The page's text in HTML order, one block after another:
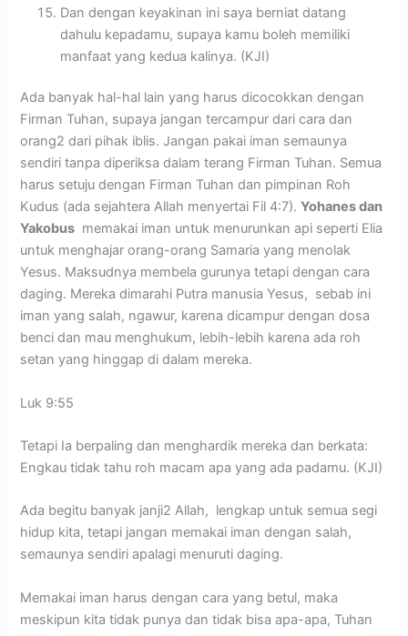
Dan dengan keyakinan ini saya berniat datang
dahulu kepadamu, supaya kamu boleh memiliki
manfaat yang kedua kalinya. (KJI)
Ada banyak hal-hal lain yang harus dicocokkan dengan
Firman Tuhan, supaya jangan tercampur dari cara dan
orang2 dari pihak iblis. Jangan pakai iman semaunya
sendiri tanpa diperiksa dalam terang Firman Tuhan. Semua
harus setuju dengan Firman Tuhan dan pimpinan Roh
Kudus (ada sejahtera Allah menyertai Fil 4:7).Yohanes dan
Yakobus memakai iman untuk menurunkan api seperti Elia
untuk menghajar orang-orang Samaria yang menolak
Yesus. Maksudnya membela gurunya tetapi dengan cara
daging. Mereka dimarahi Putra manusia Yesus, sebab ini
iman yang salah, ngawur, karena dicampur dengan dosa
benci dan mau menghukum, lebih-lebih karena ada roh
setan yang hinggap di dalam mereka.
Luk 9:55
Tetapi Ia berpaling dan menghardik mereka dan berkata:
Engkau tidak tahu roh macam apa yang ada padamu. (KJI)
Ada begitu banyak janji2 Allah, lengkap untuk semua segi
hidup kita, tetapi jangan memakai iman dengan salah,
semaunya sendiri apalagi menuruti daging.
Memakai iman harus dengan cara yang betul, maka
meskipun kita tidak punya dan tidak bisa apa-apa, Tuhan